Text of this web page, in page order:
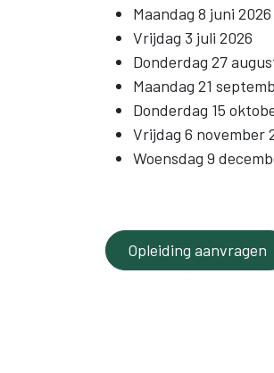
Maandag 8 juni 2026
Vrijdag 3 juli 2026
Donderdag 27
Maandag 21
Donderdag 15
Vrijdag 6 november
Woensdag 9
Opleiding aanvragen